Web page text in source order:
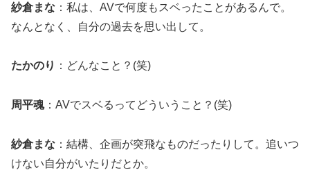
紗倉まな ：私は、AVで何度もスベったことがあるんで。
なんとなく、自分の過去を思い出して。
たかのり ：どんなこと？(笑)
周平魂：AVでスベるってどういうこと？(笑)
紗倉まな ：結構、企画が突飛なものだったりして。追いつ
けない自分がいたりだとか。